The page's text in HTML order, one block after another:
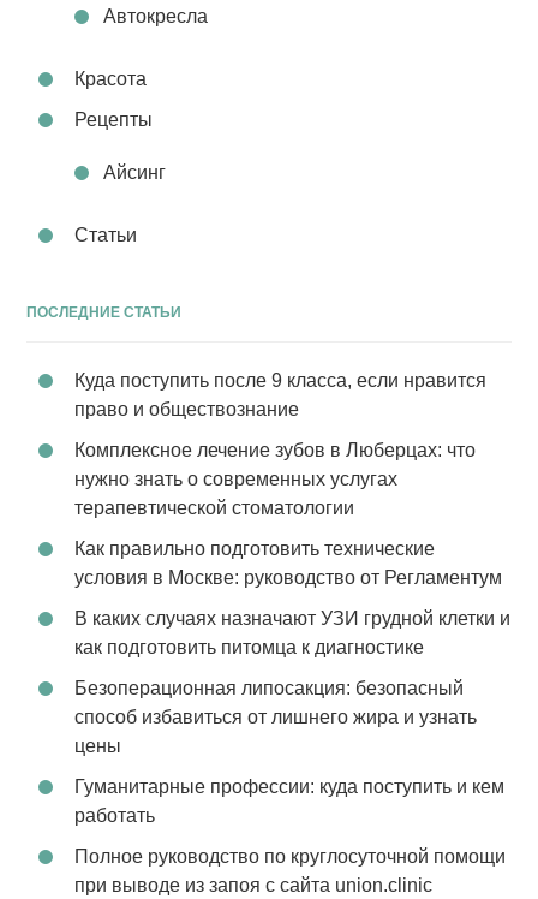
Автокресла
Красота
Рецепты
Айсинг
Статьи
ПОСЛЕДНИЕ СТАТЬИ
Куда поступить после 9 класса, если нравится
право и обществознание
Комплексное лечение зубов в Люберцах: что
нужно знать о современных услугах
терапевтической стоматологии
Как правильно подготовить технические
условия в Москве: руководство от Регламентум
В каких случаях назначают УЗИ грудной клетки и
как подготовить питомца к диагностике
Безоперационная липосакция: безопасный
способ избавиться от лишнего жира и узнать
цены
Гуманитарные профессии: куда поступить и кем
работать
Полное руководство по круглосуточной помощи
при выводе из запоя с сайта union.clinic